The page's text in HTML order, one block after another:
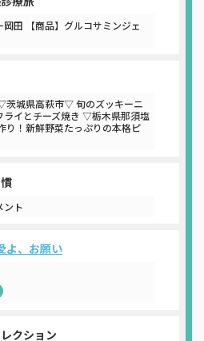
岡田 【商品】グルコサミンジェ
茨城県高萩市▽ 旬のズッキーニ
ライとチーズ焼き ▽栃木県那須塩
り！新鮮野菜たっぷりの本格ピ
ント
よ、お願い
クション